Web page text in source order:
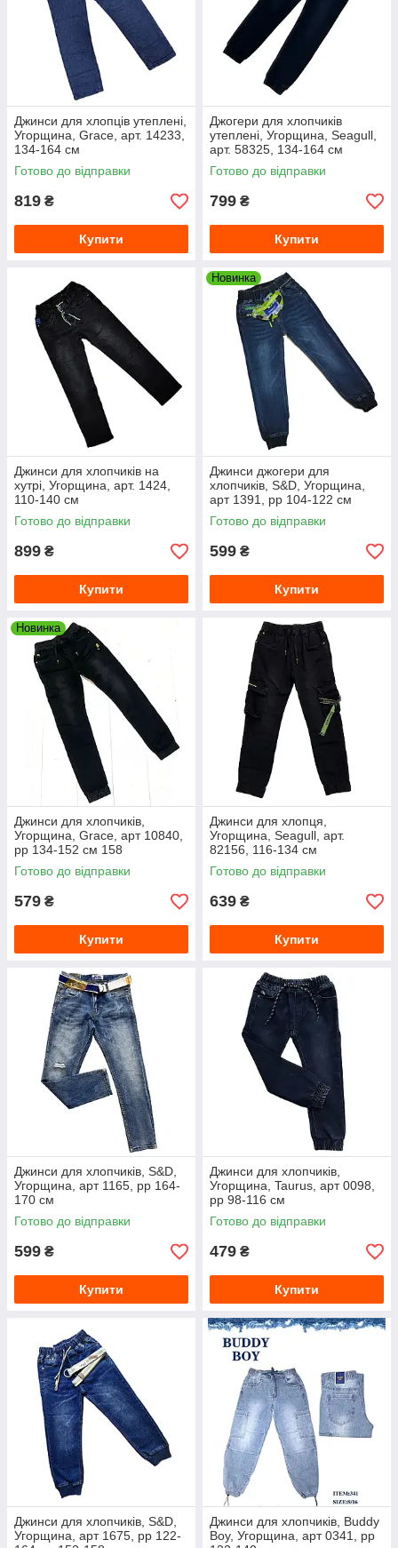
Джинси для хлопців утеплені,
Угорщина, Grace, арт. 14233,
134-164 см
Готово до відправки
819 ₴
Купити
Джогери для хлопчиків
утеплені, Угорщина, Seagull,
арт. 58325, 134-164 см
Готово до відправки
799 ₴
Купити
Джинси для хлопчиків на
хутрі, Угорщина, арт. 1424,
110-140 см
Готово до відправки
899 ₴
Купити
Новинка
Джинси джогери для
хлопчиків, S&D, Угорщина,
арт 1391, рр 104-122 см
Готово до відправки
599 ₴
Купити
Новинка
Джинси для хлопчиків,
Угорщина, Grace, арт 10840,
рр 134-152 см 158
Готово до відправки
579 ₴
Купити
Джинси для хлопця,
Угорщина, Seagull, арт.
82156, 116-134 см
Готово до відправки
639 ₴
Купити
Джинси для хлопчиків, S&D,
Угорщина, арт 1165, рр 164-
170 см
Готово до відправки
599 ₴
Купити
Джинси для хлопчиків,
Угорщина, Taurus, арт 0098,
рр 98-116 см
Готово до відправки
479 ₴
Купити
Джинси для хлопчиків, S&D,
Угорщина, арт 1675, рр 122-
Джинси для хлопчиків, Buddy
Boy, Угорщина, арт 0341, рр